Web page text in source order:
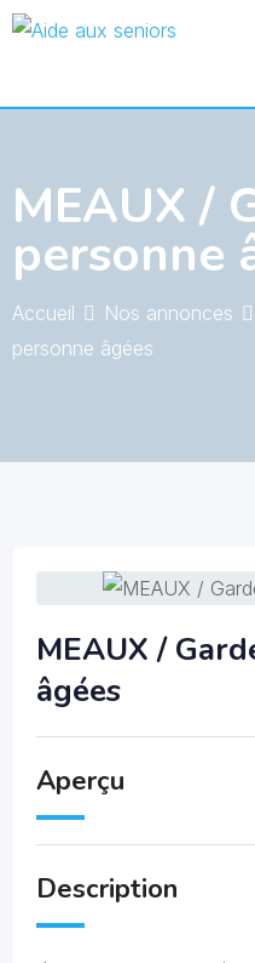
Skip
MEAUX /
personne
Accueil Nos annonces
personne âgées
MEAUX /
âgées
Aperçu
Description